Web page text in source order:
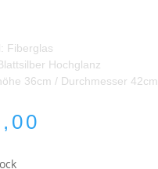
Fiberglas
Hochglanz
36cm / Durchmesser 42cm